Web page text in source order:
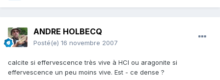
ANDRE HOLBECQ
Posté(e) 16 novembre 2007
calcite si effervescence très vive à HCl ou aragonite si
effervescence un peu moins vive. Est - ce dense ?